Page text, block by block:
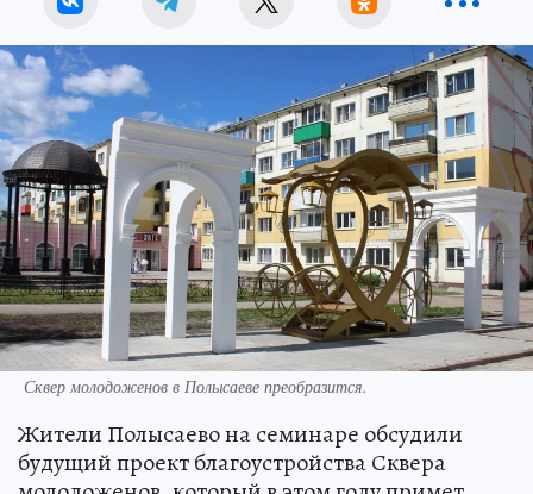
Сквер молодоженов в Полысаеве преобразится.
Жители Полысаево на семинаре обсудили
будущий проект благоустройства Сквера